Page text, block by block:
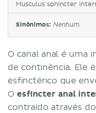
Musculus sphincter
Sinônimos: Nenhum
O canal anal é uma
de continência. Ele
esfinctérico que
Oesfíncter anal
contraído através